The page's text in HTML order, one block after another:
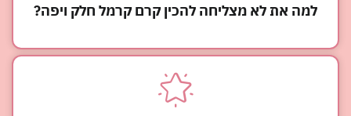
למה את לא מצליחה להכין קרם קרמל חלק ויפה?